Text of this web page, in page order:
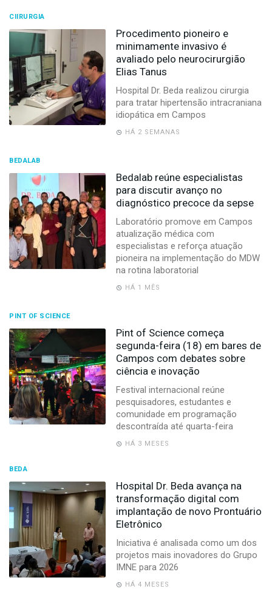
CIIRURGIA
Procedimento pioneiro e
minimamente invasivo é
avaliado pelo neurocirurgião
Elias Tanus
Hospital Dr. Beda realizou cirurgia
para tratar hipertensão intracraniana
idiopática em Campos
HÁ 2 SEMANAS
BEDALAB
Bedalab reúne especialistas
para discutir avanço no
diagnóstico precoce da sepse
Laboratório promove em Campos
atualização médica com
especialistas e reforça atuação
pioneira na implementação do MDW
na rotina laboratorial
HÁ 1 MÊS
PINT OF SCIENCE
Pint of Science começa
segunda-feira (18) em bares de
Campos com debates sobre
ciência e inovação
Festival internacional reúne
pesquisadores, estudantes e
comunidade em programação
descontraída até quarta-feira
HÁ 3 MESES
BEDA
Hospital Dr. Beda avança na
transformação digital com
implantação de novo Prontuário
Eletrônico
Iniciativa é analisada como um dos
projetos mais inovadores do Grupo
IMNE para 2026
HÁ 4 MESES